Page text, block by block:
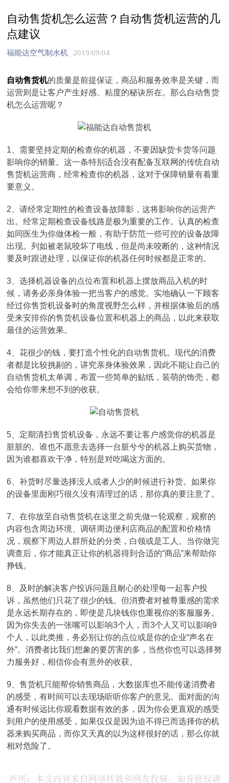
自动售货机怎么运营？自动售货机运营的几
点建议
福能达空气制水机 2019/09/04
自动售货机的质量是前提保证，商品和服务效率是关键，而
运营则是让客户产生好感、粘度的秘诀所在。那么自动售货
机怎么运营呢？
1、需要坚持定期的检查你的机器，不要因缺货卡货等问题
影响你的销量。这一条特别适合没有配备互联网的传统自动
售货机运营商，经常检查你的机器，这对于保障销量有着重
要意义。
2、请经常定期性的检查设备故障影，这将影响你的运营产
出。经常定期检查设备线路是极为重要的工作。认真的检查
如同医生为你做体检一般，有助于防范一些可控的设备故障
出现。列如被老鼠咬坏了电线，但是尚未咬断的，这种情况
要及时跟进处理，以保证你的机器任何时候都是正常的。
3、选择机器设备的点位布置和机器上摆放商品入机的时
候，请务必亲身体验一把当客户的感觉。实地确认一下顾客
经过你售货机设备时的角度视野怎么样，并根据体验后的感
受来安排你的售货机设备位置和机器上的商品，以此来获取
最佳的运营效果。
4、花很少的钱，要打造个性化的自动售货机。现代的消费
者都是比较挑剔的，讲究亲身体验效果，因此不能让自己的
自动售货机太单调，布置一些简单的贴纸，装萌的饰壳，都
会给你带来想不到的收获。
5、定期清扫售货机设备，永远不要让客户感觉你的机器是
脏脏的。谁也不愿意去选择一台脏兮兮的机器上购买货物，
因为谁都喜欢干净，特别是对吃喝这方面的。
6、补货时尽量选择没人或者人少的时候进行补货。如果你
的设备里面刚巧很久没有清理过的话，那你真的要注意了。
7、在你放至自动售货机在这里之前先做一轮观察，观察的
内容包含周边环境、调研周边便利店商品的配置和价格情
况，观察下周边人群所处的分类，白领或是工人。当你做完
调查后，你才能真正让你的机器得到合适的“商品”来帮助你
挣钱。
8、及时的解决客户投诉问题且耐心的处理每一起客户投
诉，虽然他们只花了很少的钱。但消费者对被尊重感的需求
是永远长期存在的，即使是几块钱你也重视你的客服服务。
因为你失去的一张嘴可以影响3个人，而3个人又可以影响9
个人，以此类推，务必别让你的点位或是你的企业“声名在
外”。消费者比我们想象的要厉害的多，当然你也可以选择努
力服务好，相信你会有意外的收获。
9、售货机只能帮你销售商品，大数据库也不能传递消费者
的感受，有时间可以去现场听听你客户的意见。面对面的沟
通有时候远比你观看数据有效的多，因为你会更直观的感受
到用户的使用感受，如果仅仅是因为迫不得已而选择你的机
器来购买商品，而你又天真的以为这样很好的话，那么你就
相对危险了。